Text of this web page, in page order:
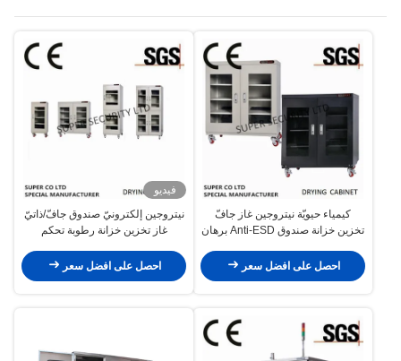
كيمياء حيويّة نيتروجين غاز جافّ
تخزين خزانة صندوق Anti-ESD برهان
احصل على افضل سعر
فيديو
نيتروجين إلكترونيّ صندوق جافّ/ذاتيّ
غاز تخزين خزانة رطوبة تحكم
احصل على افضل سعر